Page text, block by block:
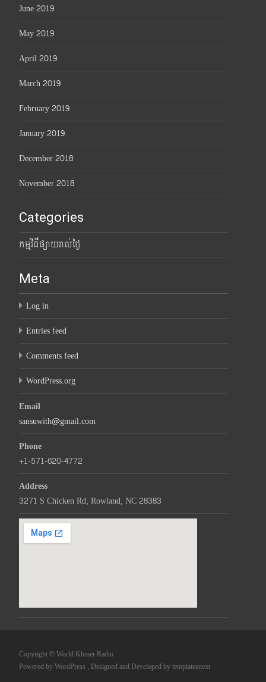
June 2019
May 2019
April 2019
March 2019
February 2019
January 2019
December 2018
November 2018
Categories
កម្មវិធីផ្សាយរាល់ថ្ងៃ
Meta
Log in
Entries feed
Comments feed
WordPress.org
Email
sansuwith@gmail.com
Phone
+1-571-620-4772
Address
3271 S Chicken Rd, Rowland, NC 28383
Copyright © World Khmer Radio
Powered by WordPress , Designed and Developed bytemplatesnext